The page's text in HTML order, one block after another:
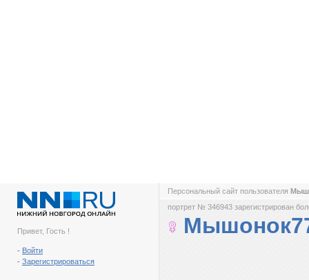
Привет, Гость !
- Войти
- Зарегистрироваться
Персональный сайт пользователя
портрет № 346943 зарегистрирован